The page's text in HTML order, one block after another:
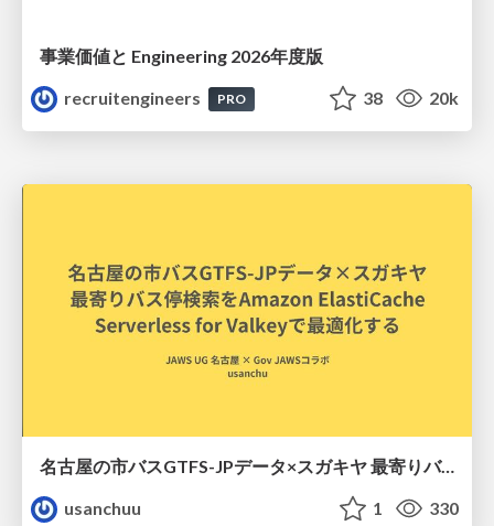
事業価値と Engineering 2026年度版
recruitengineers
PRO 38 20k
名古屋の市バスGTFS-JPデータ×スガキヤ 最寄りバス停検索をAmazon ElastiCache Serverless for Valkeyで最適化する
usanchuu
1 330